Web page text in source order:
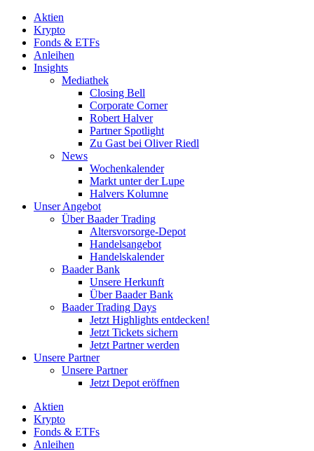
Aktien
Krypto
Fonds & ETFs
Anleihen
Insights
Mediathek
Closing Bell
Corporate Corner
Robert Halver
Partner Spotlight
Zu Gast bei Oliver Riedl
News
Wochenkalender
Markt unter der Lupe
Halvers Kolumne
Unser Angebot
Über Baader Trading
Altersvorsorge-Depot
Handelsangebot
Handelskalender
Baader Bank
Unsere Herkunft
Über Baader Bank
Baader Trading Days
Jetzt Highlights entdecken!
Jetzt Tickets sichern
Jetzt Partner werden
Unsere Partner
Unsere Partner
Jetzt Depot eröffnen
Aktien
Krypto
Fonds & ETFs
Anleihen